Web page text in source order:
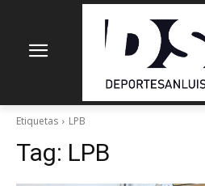
Etiquetas LPB
Tag: LPB